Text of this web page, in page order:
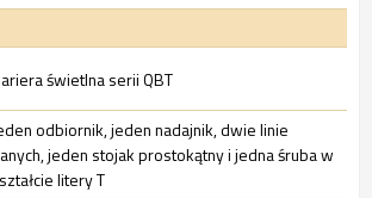
świetlna serii QBT
odbiornik, jeden nadajnik, dwie linie
jeden stojak prostokątny i jedna śruba w
litery T